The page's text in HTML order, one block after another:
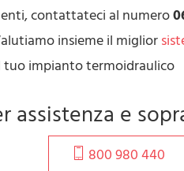
contattateci al numero
insieme il miglior
tuo impianto termoidraulico
assistenza e
800 980 440